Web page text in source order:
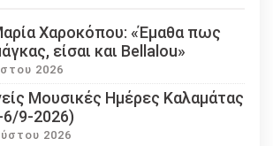
Χαροκόπου: «Έμαθα πως
είσαι και Bellalou»
2026
Μουσικές Ημέρες Καλαμάτας
9-2026)
2026